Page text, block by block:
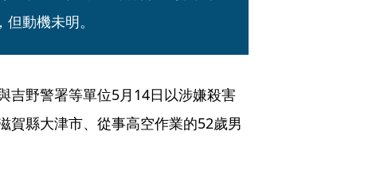
動機未明。
吉野警署等單位5月14日以涉嫌殺害
賀縣大津市、從事高空作業的52歲男